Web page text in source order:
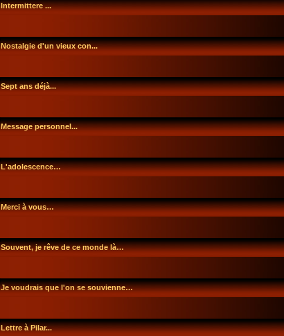
Intermittere ...
Nostalgie d'un vieux con...
Sept ans déjà...
Message personnel...
L'adolescence…
Merci à vous…
Souvent, je rêve de ce monde là…
Je voudrais que l'on se souvienne…
Lettre à Pilar...